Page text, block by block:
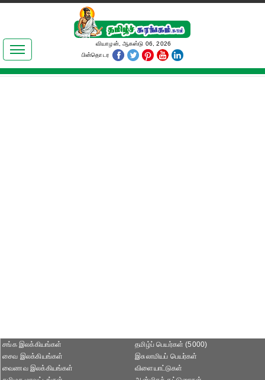
இலக்கியங்கள்
தமிழ் உலகம்
வியாழன், ஆகஸ்டு 06, 2026
பின்தொடர
சங்க இலக்கியங்கள்
சைவ இலக்கியங்கள்
வைணவ இலக்கியங்கள்
தமிழ்ப் பெயர்கள் (5000)
இசுலாமியப் பெயர்கள்
விளையாட்டுகள்